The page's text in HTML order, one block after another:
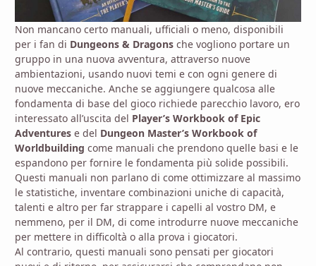
Non mancano certo manuali, ufficiali o meno, disponibili
per i fan di Dungeons & Dragons che vogliono portare un
gruppo in una nuova avventura, attraverso nuove
ambientazioni, usando nuovi temi e con ogni genere di
nuove meccaniche. Anche se aggiungere qualcosa alle
fondamenta di base del gioco richiede parecchio lavoro, ero
interessato all’uscita del Player’s Workbook of Epic
Adventures e del Dungeon Master’s Workbook of
Worldbuilding come manuali che prendono quelle basi e le
espandono per fornire le fondamenta più solide possibili.
Questi manuali non parlano di come ottimizzare al massimo
le statistiche, inventare combinazioni uniche di capacità,
talenti e altro per far strappare i capelli al vostro DM, e
nemmeno, per il DM, di come introdurre nuove meccaniche
per mettere in difficoltà o alla prova i giocatori.
Al contrario, questi manuali sono pensati per giocatori